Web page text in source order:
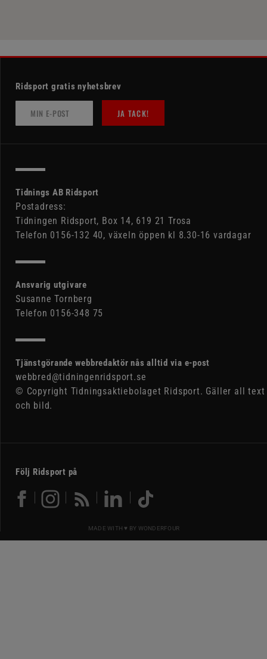
Ridsport gratis nyhetsbrev
JA TACK!
Tidnings AB Ridsport
Postadress:
Tidningen Ridsport, Box 14, 619 21 Trosa
Telefon 0156-132 40, växeln öppen kl 8.30-16 vardagar
Ansvarig utgivare
Susanne Tornberg
Telefon 0156-348 75
Tjänstgörande webbredaktör nås alltid via e-post
webbred@tidningenridsport.se
© Copyright Tidningsaktiebolaget Ridsport. Gäller all text
och bild.
Följ Ridsport på
MADE WITH ♥ BY WONDERFOUR